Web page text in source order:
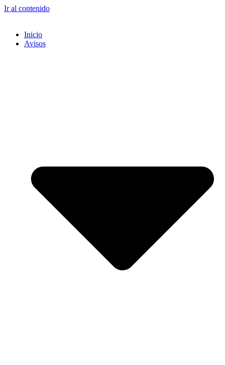
Ir al contenido
Inicio
Avisos